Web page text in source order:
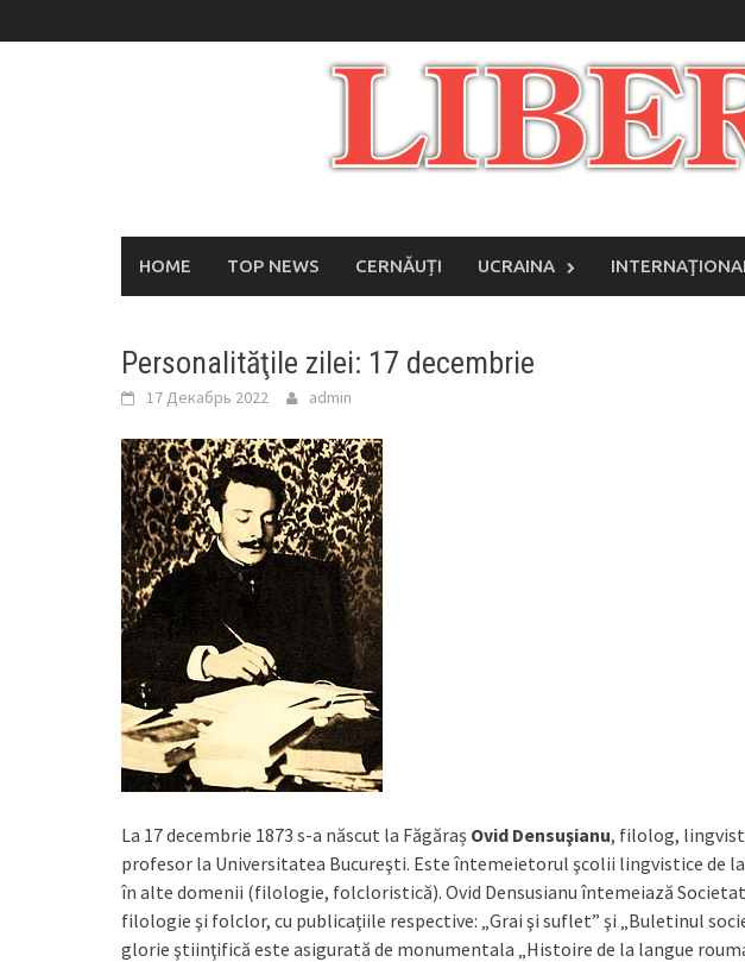
to
HOME TOP NEWS CERNĂUȚI UCRAINA
Personalităţile zilei: 17 decembrie
17 Декабрь 2022 admin
La 17 decembrie 1873 s-a născut la Făgăraș Ovid Densuşianu, filolog,
profesor la Universitatea Bucureşti. Este întemeietorul şcolii lingvistice de
în alte domenii (filologie, folcloristică). Ovid Densusianu întemeiază
filologie şi folclor, cu publicaţiile respective: „Grai şi suflet” şi „Buletinul
glorie ştiinţifică este asigurată de monumentala „Histoire de la langue